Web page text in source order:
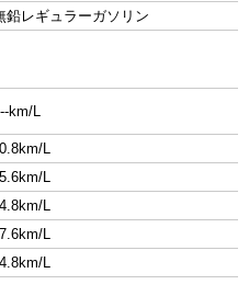
鉛レギュラーガソリン
L
L
L
L
L
L